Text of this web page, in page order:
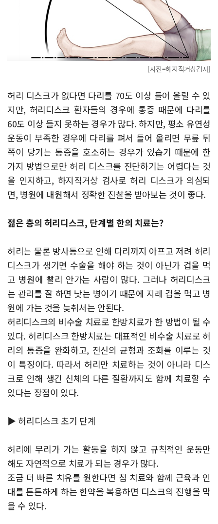
[사진=하지직거상검사]
허리 디스크가 없다면 다리를 70도 이상 들어 올릴 수 있
지만, 허리디스크 환자들의 경우에 통증 때문에 다리를
60도 이상 들지 못하는 경우가 많다. 하지만, 평소 유연성
운동이 부족한 경우에 다리를 펴서 들어 올리면 무릎 뒤
쪽이 당기는 통증을 호소하는 경우가 있습기 때문에 한
가지 방법으로만 허리 디스크를 진단하기는 어렵다는 것
을 인지하고, 하지직거상 검사로 허리 디스크가 의심되
면, 병원에 내원해서 정확한 진찰을 받아보는 것이 좋다.
젊은 층의 허리디스크, 단계별 한의 치료는?
허리는 물론 방사통으로 인해 다리까지 아프고 저려 허리
디스크가 생기면 수술을 해야 하는 것이 아닌가 겁을 먹
고 병원에 빨리 안가는 사람이 많다. 그러나 허리디스크
는 관리를 잘 하면 낫는 병이기 때문에 지레 겁을 먹고 병
원에 가는 것을 늦춰서는 안된다.
허리디스크의 비수술 치료로 한방치료가 한 방법이 될 수
있다. 허리디스크 한방치료는 대표적인 비수술 치료로 허
리의 통증을 완화하고, 전신의 균형과 조화를 이루는 것
이 특징이다. 따라서 허리만 치료하는 것이 아니라 디스
크로 인해 생긴 신체의 다른 질환까지도 함께 치료할 수
있다는 장점이 있다.
▶ 허리디스크 초기 단계
허리에 무리가 가는 활동을 하지 않고 규칙적인 운동만
해도 자연적으로 치료가 되는 경우가 많다.
조금 더 빠른 치유를 원한다면 침 치료와 함께 근육과 인
대를 튼튼하게 하는 한약을 복용하면 디스크의 진행을 막
을 수 있다.